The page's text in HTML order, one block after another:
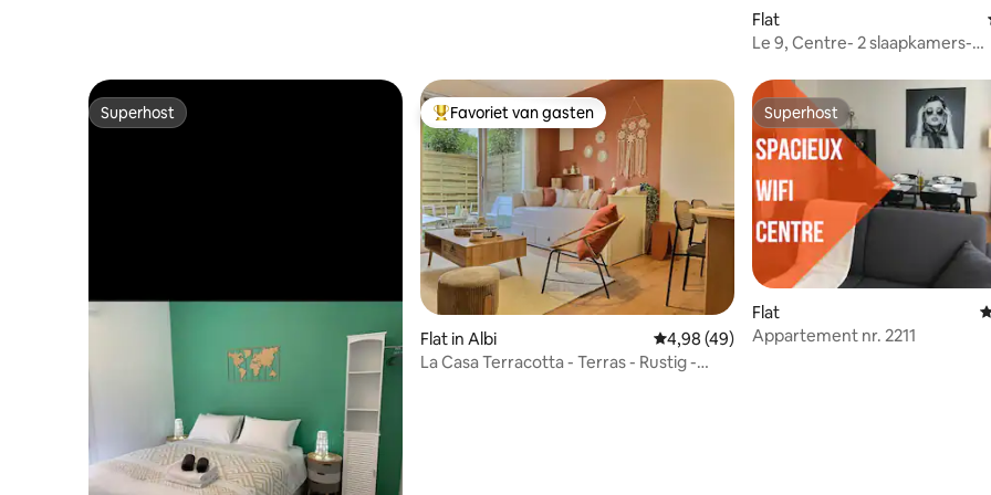
Flat
Le 9, Centre- 2 slaapkamers-
Superhost
Superhost Topfavoriet van gasten
Favoriet van gasten
Flat in Albi Gemiddelde beoordeling van 4,98 op 5, 49
4,98 (49)
La Casa Terracotta - Terras - Rustig -
Superhost
Superhost
Flat
Appartement nr. 2211